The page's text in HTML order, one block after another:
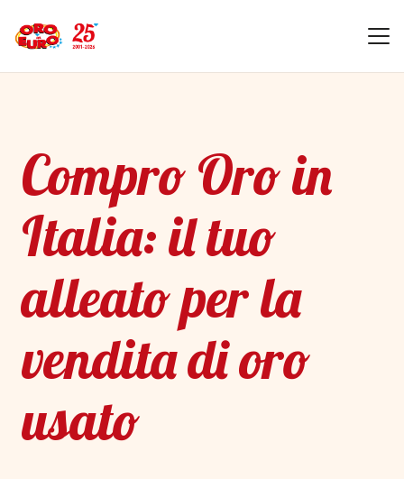
Compro Oro in
Italia: il tuo
alleato per la
vendita di oro
usato